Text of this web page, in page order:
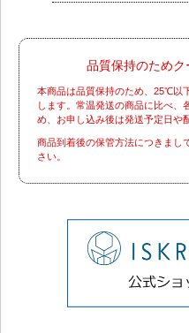
品質保持のため
本商品は品質保持のため、25℃以
します。常温発送の商品に比べ、
め、お申し込み後は発送予定日や
商品到着後の保管方法につきまし
さい。